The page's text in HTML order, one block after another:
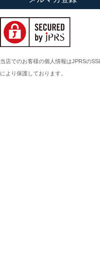
小倉広太郎
岡田直人
岡野達也
岡本修
小川佳子
当店でのお客様の個人情報はJPRSのSSL
により保護しております。